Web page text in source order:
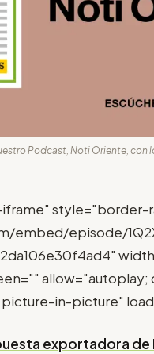
Podcast, Noti Oriente, con
style="border-
episode/
in-picture"
exportadora